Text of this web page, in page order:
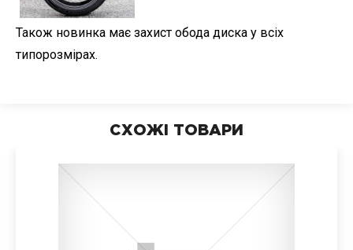
Також новинка має захист обода диска у всіх
типорозмірах.
СХОЖІ ТОВАРИ